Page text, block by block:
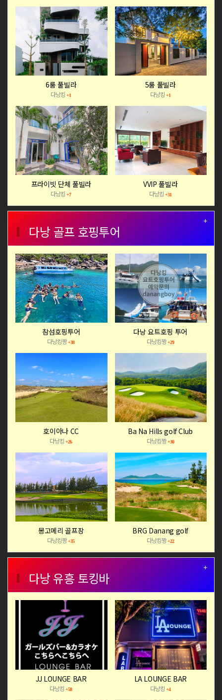
6룸 풀빌라
다낭킹+1
5룸 풀빌라
다낭킹 +1
프라이빗 단체 풀빌라
다낭킹+7
VVIP 풀빌라
다낭킹 +31
+
다낭 골프 호핑투어
참섬호핑투어
다낭킹짱+38
다낭 요트호핑 투어
다낭킹짱+29
호이아나 CC
다낭킹+26
Ba Na Hills golf Club
다낭킹짱+30
몽고메리 골프장
다낭킹짱+35
BRG Danang golf
다낭킹짱+22
+
다낭 유흥 토킹바
JJ LOUNGE BAR
다낭킹+58
LA LOUNGE BAR
다낭킹 +4